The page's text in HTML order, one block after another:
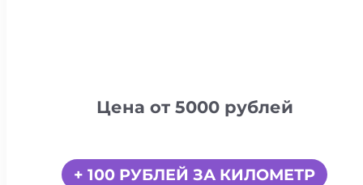
Цена от 5000 рублей
+ 100 РУБЛЕЙ ЗА КИЛОМЕТР